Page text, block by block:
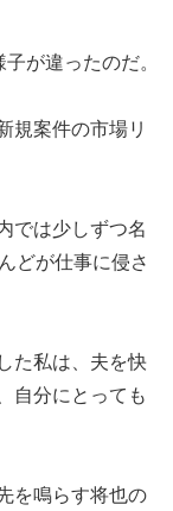
が違ったのだ。
規案件の市場リ
では少しずつ名
どが仕事に侵さ
た私は、夫を快
自分にとっても
を鳴らす将也の